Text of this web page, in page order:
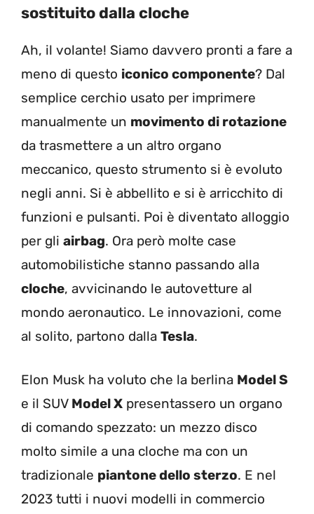
sostituito dalla cloche
Ah, il volante! Siamo davvero pronti a fare a
meno di questo iconico componente? Dal
semplice cerchio usato per imprimere
manualmente un movimento di rotazione
da trasmettere a un altro organo
meccanico, questo strumento si è evoluto
negli anni. Si è abbellito e si è arricchito di
funzioni e pulsanti. Poi è diventato alloggio
per gli airbag. Ora però molte case
automobilistiche stanno passando alla
cloche, avvicinando le autovetture al
mondo aeronautico. Le innovazioni, come
al solito, partono dalla Tesla.
Elon Musk ha voluto che la berlina Model S
e il SUV Model X presentassero un organo
di comando spezzato: un mezzo disco
molto simile a una cloche ma con un
tradizionale piantone dello sterzo. E nel
2023 tutti i nuovi modelli in commercio